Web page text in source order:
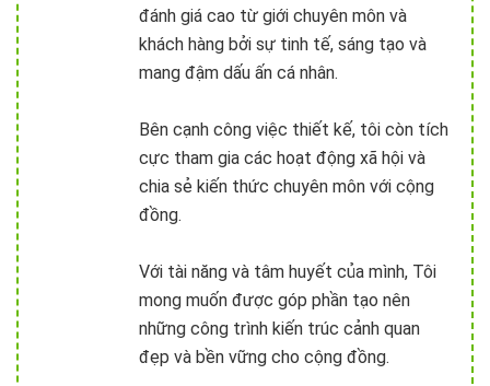
đánh giá cao từ giới chuyên môn và
khách hàng bởi sự tinh tế, sáng tạo và
mang đậm dấu ấn cá nhân.
Bên cạnh công việc thiết kế, tôi còn tích
cực tham gia các hoạt động xã hội và
chia sẻ kiến thức chuyên môn với cộng
đồng.
Với tài năng và tâm huyết của mình, Tôi
mong muốn được góp phần tạo nên
những công trình kiến trúc cảnh quan
đẹp và bền vững cho cộng đồng.